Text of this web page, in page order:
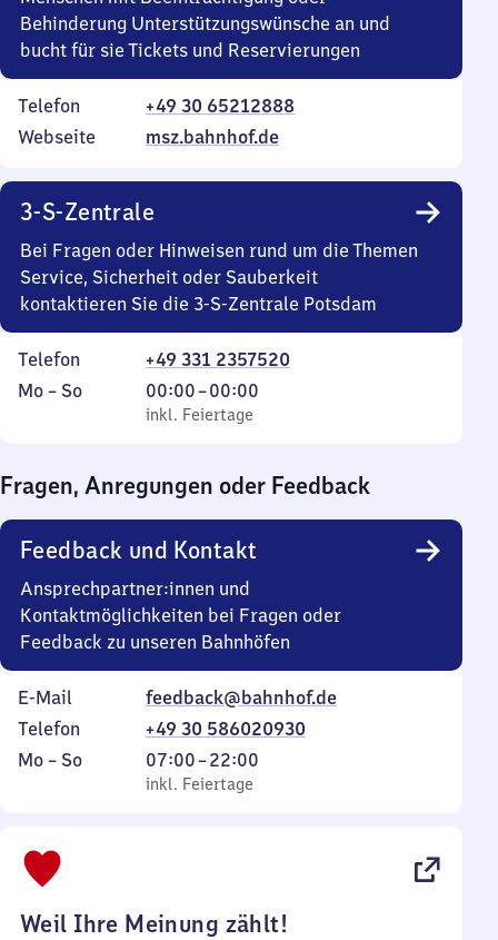
Behinderung Unterstützungswünsche an und
bucht für sie Tickets und Reservierungen
Telefon
+49 30 65212888
Webseite
msz.bahnhof.de
3-S-Zentrale
Bei Fragen oder Hinweisen rund um die Themen
Service, Sicherheit oder Sauberkeit
kontaktieren Sie die 3-S-Zentrale Potsdam
Telefon
+49 331 2357520
Montag
Mo – So,
inkl. Feiertage
00:00–00:00
Von
0
0
Uhr
inkl. Feiertage
Fragen, Anregungen oder Feedback
Feedback und Kontakt
Ansprechpartner:innen und
Kontaktmöglichkeiten bei Fragen oder
Feedback zu unseren Bahnhöfen
E-Mail
feedback@bahnhof.de
Telefon
+49 30 586020930
Montag
Mo – So,
inkl. Feiertage
07:00–22:00
Von
7
inkl. Feiertage
Weil Ihre Meinung zählt!